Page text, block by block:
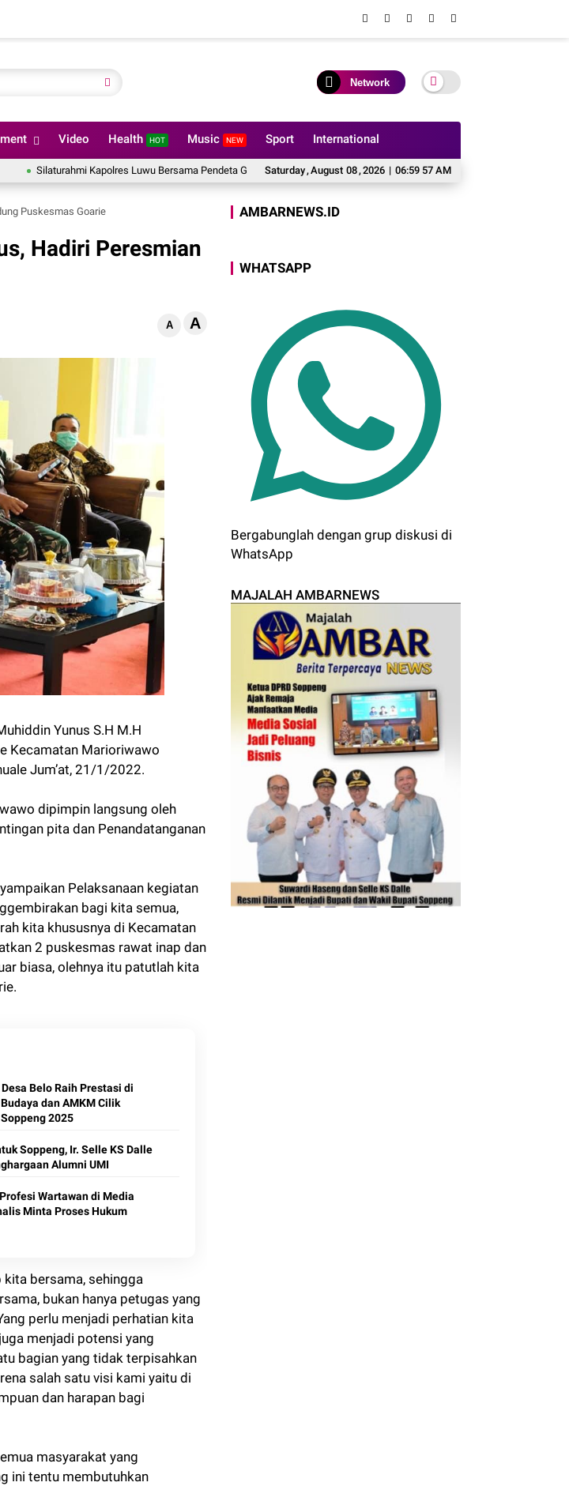
Network
Video Health HOT Music NEW Sport International
Saturday,August 08,2026 | 06:59 58 AM
Silaturahmi Kapolres Luwu Bersama Pendeta Gereja Toraja Perkuat Kemitraan Kamtibmas Antisipasi Balap Liar dan Jaga
Puskesmas Goarie
Hadiri Peresmian
A A
Yunus S.H M.H
Kecamatan Marioriwawo
Jum’at, 21/1/2022.
dipimpin langsung oleh
pita dan Penandatanganan
Pelaksanaan kegiatan
bagi kita semua,
kita khususnya di Kecamatan
2 puskesmas rawat inap dan
biasa, olehnya itu patutlah kita
Belo Raih Prestasi di
dan AMKM Cilik
2025
Soppeng, Ir. Selle KS Dalle
Alumni UMI
Wartawan di Media
Minta Proses Hukum
bersama, sehingga
bukan hanya petugas yang
perlu menjadi perhatian kita
menjadi potensi yang
bagian yang tidak terpisahkan
salah satu visi kami yaitu di
dan harapan bagi
masyarakat yang
ini tentu membutuhkan
AMBARNEWS.ID
WHATSAPP
Bergabunglah dengan grup diskusi di
WhatsApp
MAJALAH AMBARNEWS